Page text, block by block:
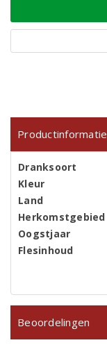
Productinformatie
Dranksoort
Kleur
Land
Herkomstgebied
Oogstjaar
Flesinhoud
Beoordelingen